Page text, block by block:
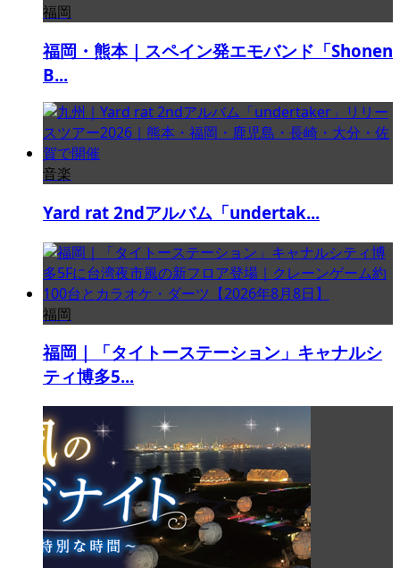
福岡
福岡・熊本｜スペイン発エモバンド「Shonen
B...
音楽
Yard rat 2ndアルバム「undertak...
福岡
福岡｜「タイトーステーション」キャナルシ
ティ博多5...